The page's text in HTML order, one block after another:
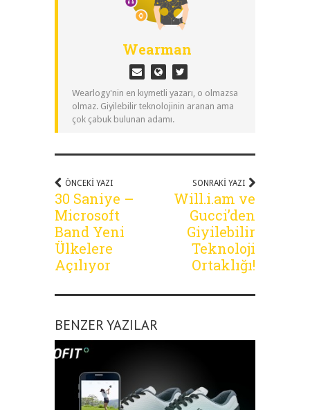
Wearman
Wearlogy'nin en kıymetli yazarı, o olmazsa
olmaz. Giyilebilir teknolojinin aranan ama
çok çabuk bulunan adamı.
ÖNCEKI YAZI
30 Saniye –
Microsoft
Band Yeni
Ülkelere
Açılıyor
SONRAKI YAZI
Will.i.am ve
Gucci’den
Giyilebilir
Teknoloji
Ortaklığı!
BENZER YAZILAR